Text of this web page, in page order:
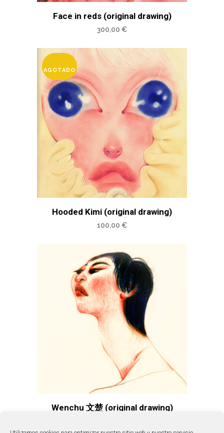
Face in reds (original drawing)
300,00 €
AGOTADO
Hooded Kimi (original drawing)
100,00 €
Wenchu 文楚 (original drawing)